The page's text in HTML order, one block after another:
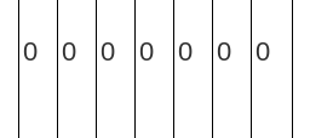
0 0 0 0 0 0 0